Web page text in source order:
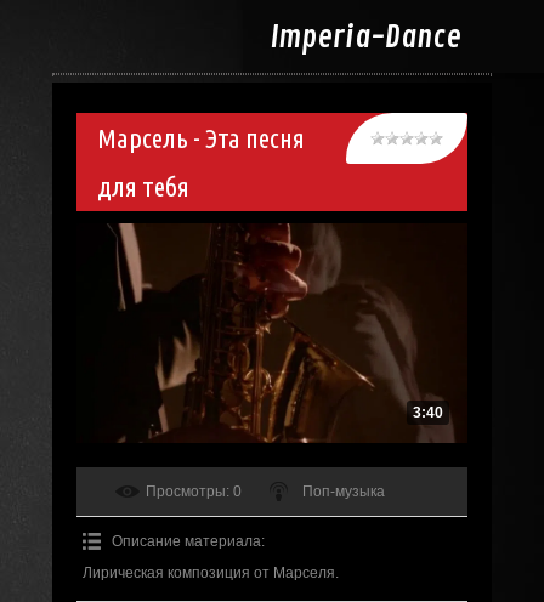
Imperia-Dance
Марсель - Эта песня
для тебя
3:40
Просмотры: 0 Поп-музыка
Описание материала:
Лирическая композиция от Марселя.